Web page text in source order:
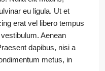
eu ligula. Ut et
erat vel libero tempus
Aenean
dapibus, nisi a
metus, in